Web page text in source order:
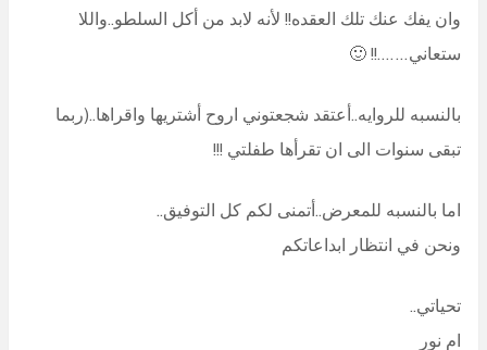
وان يفك عنك تلك العقده!! لأنه لابد من أكل السلطو..واللا
ستعاني…….!! 🙂
بالنسبه للروايه..أعتقد شجعتوني اروح أشتريها واقراها..(ربما
تبقى سنوات الى ان تقرأها طفلتي !!!
اما بالنسبه للمعرض..أتمنى لكم كل التوفيق..
ونحن في انتظار ابداعاتكم
تحياتي..
ام نور